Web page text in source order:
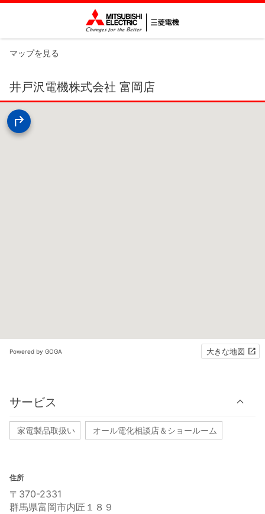
マップを見る
井戸沢電機株式会社 富岡店
Powered by GOGA 大きな地図
サービス
家電製品取扱い オール電化相談店＆ショールーム
住所
〒370-2331
群馬県富岡市内匠１８９